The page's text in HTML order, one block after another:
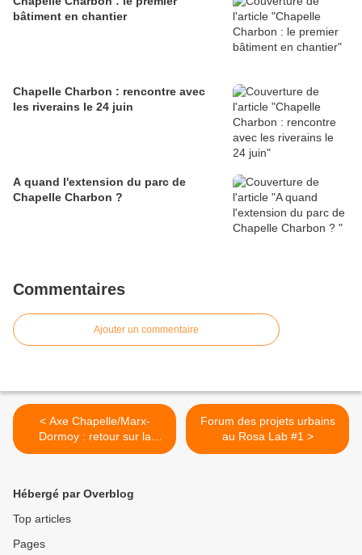
bâtiment en chantier
Chapelle Charbon : rencontre avec
les riverains le 24 juin
A quand l'extension du parc de
Chapelle Charbon ?
Commentaires
Ajouter un commentaire
< Axe Chapelle/Marx-
Dormoy : retour sur la
réunion du 4 janvier
Forum des projets urbains
au Rosa Lab #1 >
Hébergé par Overblog
Top articles
Pages